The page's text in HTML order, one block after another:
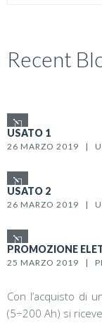
Recent
USATO 1
26 MARZO 2019   |
USATO 2
26 MARZO 2019   |
PROMOZIONE
25 MARZO 2019   |
Con l’acquisto di
(5÷200 Ah) si